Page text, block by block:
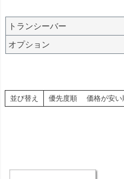
トランシーバー
オプション
並び替え 優先度順 価格が安い